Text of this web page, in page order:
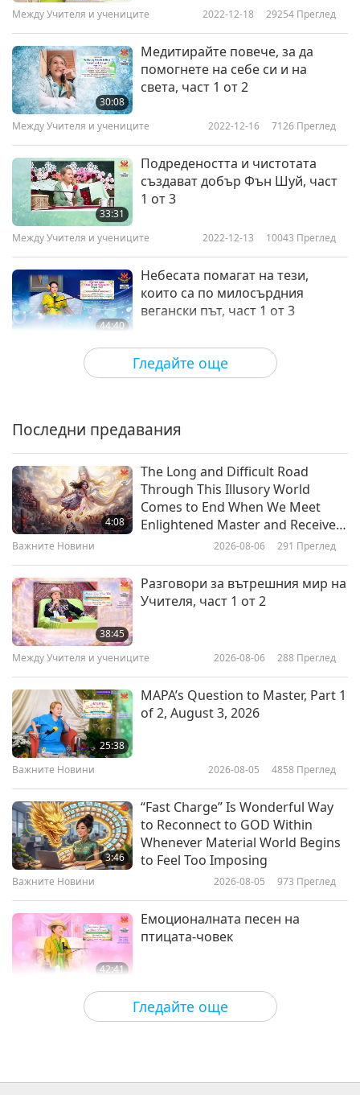
Гледайте още
Между Учителя и учениците 2022-12-18 29254 Преглед
30:08
Медитирайте повече, за да
помогнете на себе си и на
света, част 1 от 2
Между Учителя и учениците 2022-12-16 7126 Преглед
33:31
Подредеността и чистотата
създават добър Фън Шуй, част
1 от 3
Между Учителя и учениците 2022-12-13 10043 Преглед
44:40
Небесата помагат на тези,
които са по милосърдния
вегански път, част 1 от 3
Между Учителя и учениците 2022-12-10 7696
31:16
промяна,част 1 от 6
Добродетелните вегани ще
бъдат защитени от Божията
Сила, част 1 от 5
30:01
Оценете Божията
част 1 от 5
Ако давате мир, ще имате мир -
Цар Соломон и тримата братя,
част 1 от 4
Гледайте още
Последни предавания
4:08
The Long and Difficult Road
Through This Illusory World
Comes to End When We Meet
Enlightened Master and Receive
Важните Новини 2026-08-06 291 Преглед
38:45
Разговори за вътрешния мир на
Учителя, част 1 от 2
Между Учителя и учениците 2026-08-06 288 Преглед
25:38
MAPA’s Question to Master, Part 1
of 2, August 3, 2026
Важните Новини 2026-08-05 4858 Преглед
3:46
“Fast Charge” Is Wonderful Way
to Reconnect to GOD Within
Whenever Material World Begins
to Feel Too Imposing
Важните Новини 2026-08-05 973 Преглед
42:41
Емоционалната песен на
птицата-човек
Между Учителя и учениците 2026-08-05
4:31
School Community